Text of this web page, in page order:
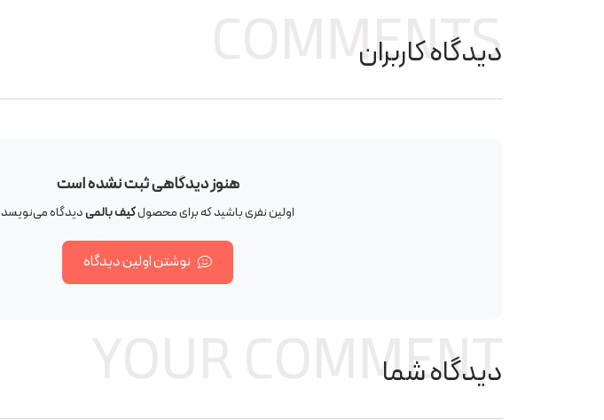
دیدگاه کاربران
COMMENTS
هنوز دیدگاهی ثبت نشده است
اولین نفری باشید که برای محصولکیف بالمیدیدگاه می‌نویسد
نوشتن اولین دیدگاه
دیدگاه شما
YOUR COMMENT